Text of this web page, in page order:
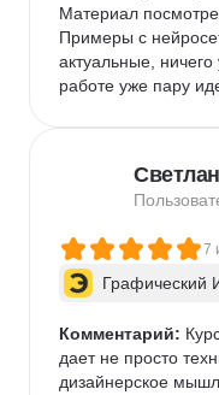
Материал
Примеры с
актуальные,
работе уже пару
7
Графический
Комментарий:
дает не просто
дизайнерское